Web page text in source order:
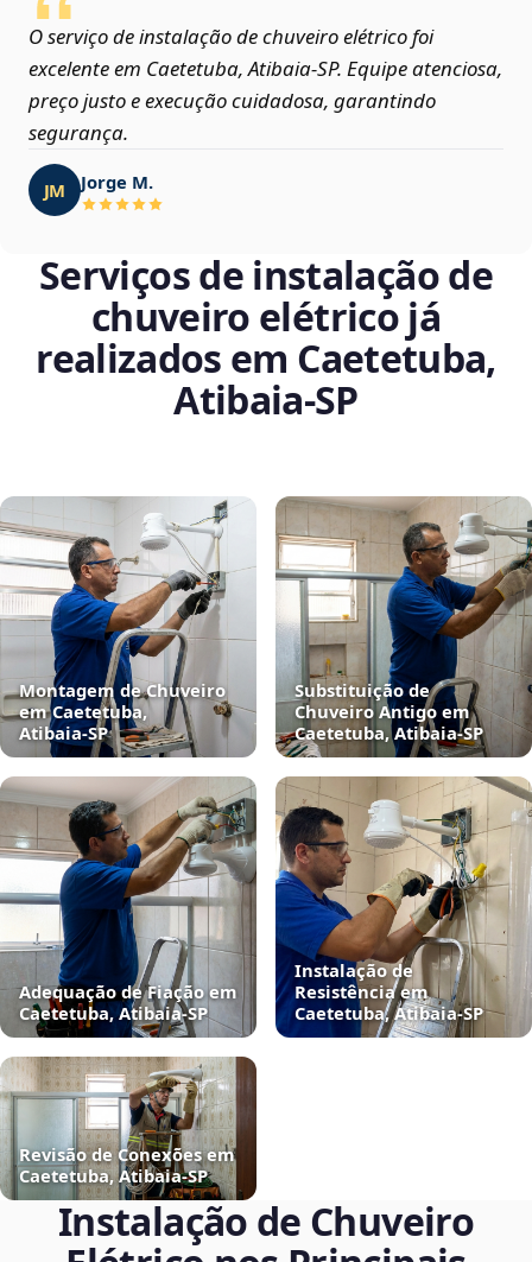
O serviço de instalação de chuveiro elétrico foi
excelente em Caetetuba, Atibaia‑SP. Equipe atenciosa,
preço justo e execução cuidadosa, garantindo
segurança.
JM Jorge M.
Serviços de instalação de
chuveiro elétrico já
realizados em Caetetuba,
Atibaia‑SP
Montagem de Chuveiro
em Caetetuba,
Atibaia‑SP
Substituição de
Chuveiro Antigo em
Caetetuba, Atibaia‑SP
Adequação de Fiação em
Caetetuba, Atibaia‑SP
Instalação de
Resistência em
Caetetuba, Atibaia‑SP
Revisão de Conexões em
Caetetuba, Atibaia‑SP
Instalação de Chuveiro